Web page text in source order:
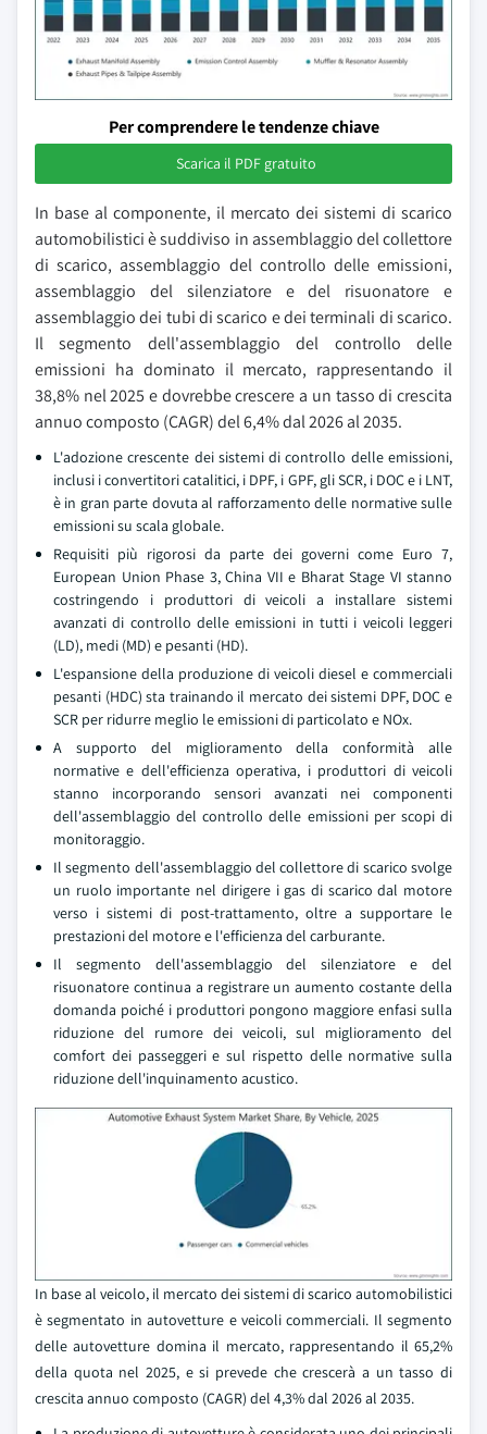
Per comprendere le tendenze chiave
Scarica il PDF gratuito
In base al componente, il mercato dei sistemi di scarico
automobilistici è suddiviso in assemblaggio del collettore
di scarico, assemblaggio del controllo delle emissioni,
assemblaggio del silenziatore e del risuonatore e
assemblaggio dei tubi di scarico e dei terminali di scarico.
Il segmento dell'assemblaggio del controllo delle
emissioni ha dominato il mercato, rappresentando il
38,8% nel 2025 e dovrebbe crescere a un tasso di crescita
annuo composto (CAGR) del 6,4% dal 2026 al 2035.
L'adozione crescente dei sistemi di controllo delle emissioni,
inclusi i convertitori catalitici, i DPF, i GPF, gli SCR, i DOC e i LNT,
è in gran parte dovuta al rafforzamento delle normative sulle
emissioni su scala globale.
Requisiti più rigorosi da parte dei governi come Euro 7,
European Union Phase 3, China VII e Bharat Stage VI stanno
costringendo i produttori di veicoli a installare sistemi
avanzati di controllo delle emissioni in tutti i veicoli leggeri
(LD), medi (MD) e pesanti (HD).
L'espansione della produzione di veicoli diesel e commerciali
pesanti (HDC) sta trainando il mercato dei sistemi DPF, DOC e
SCR per ridurre meglio le emissioni di particolato e NOx.
A supporto del miglioramento della conformità alle
normative e dell'efficienza operativa, i produttori di veicoli
stanno incorporando sensori avanzati nei componenti
dell'assemblaggio del controllo delle emissioni per scopi di
monitoraggio.
Il segmento dell'assemblaggio del collettore di scarico svolge
un ruolo importante nel dirigere i gas di scarico dal motore
verso i sistemi di post-trattamento, oltre a supportare le
prestazioni del motore e l'efficienza del carburante.
Il segmento dell'assemblaggio del silenziatore e del
risuonatore continua a registrare un aumento costante della
domanda poiché i produttori pongono maggiore enfasi sulla
riduzione del rumore dei veicoli, sul miglioramento del
comfort dei passeggeri e sul rispetto delle normative sulla
riduzione dell'inquinamento acustico.
In base al veicolo, il mercato dei sistemi di scarico automobilistici
è segmentato in autovetture e veicoli commerciali. Il segmento
delle autovetture domina il mercato, rappresentando il 65,2%
della quota nel 2025, e si prevede che crescerà a un tasso di
crescita annuo composto (CAGR) del 4,3% dal 2026 al 2035.